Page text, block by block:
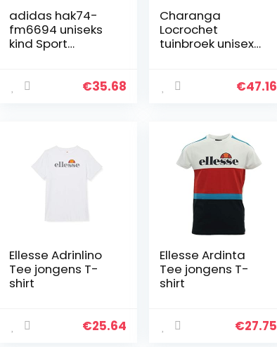
adidas hak74-
fm6694 uniseks
kind Sport
€35.68
Charanga
Locrochet
tuinbroek unisex
€47.16
Ellesse Adrinlino
Tee jongens T-
shirt
€25.64
Ellesse Ardinta
Tee jongens T-
shirt
€27.75